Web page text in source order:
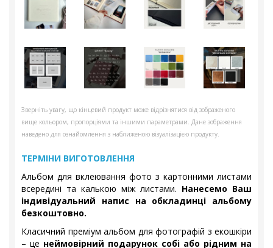
Зверніть увагу, що кінцевий продукт може відрізнятися від зображеного
вище кольором, пропорціями та іншими параметрами. Дане зображення
наведено для ознайомлення з наближеною візуалізацією продукту.
ТЕРМІНИ ВИГОТОВЛЕННЯ
Альбом для вклеювання фото з картонними листами
всередині та калькою між листами. Нанесемо Ваш
індивідуальний напис на обкладинці альбому
безкоштовно.
Класичний преміум альбом для фотографій з екошкіри
– це неймовірний подарунок собі або рідним на